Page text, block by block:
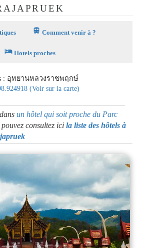
train Comment venir à ?
hotel Hotels proches
: อุทยานหลวงราชพฤกษ์
(Voir sur la carte)
un hôtel qui soit proche du Parc
pouvez consultez icila liste des hôtels à